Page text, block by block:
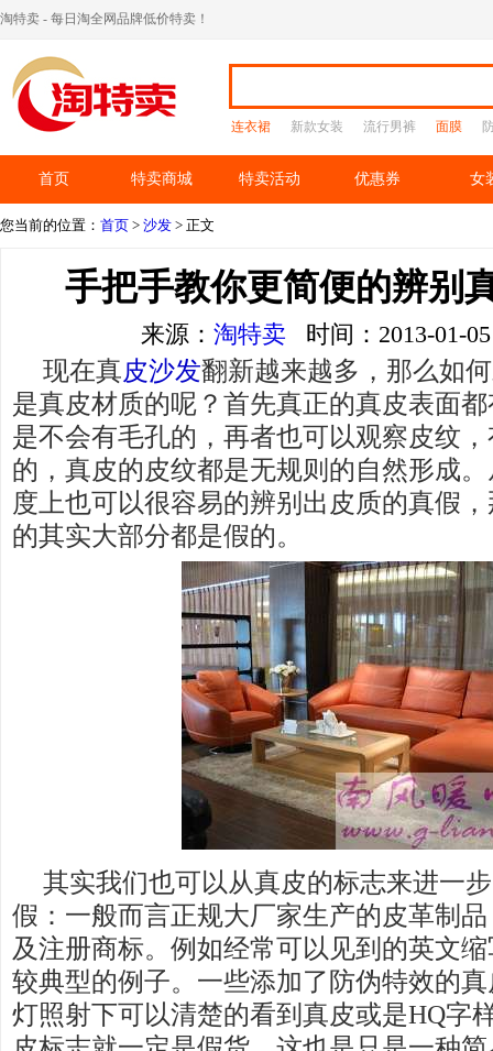
淘特卖 - 每日淘全网品牌低价特卖！
连衣裙 新款女装 流行男裤 面膜
首页 特卖商城 特卖活动 优惠券 女
您当前的位置： 首页 > 沙发 > 正文
手把手教你更简便的辨别
来源： 淘特卖 时间：2013-01-
现在真皮沙发翻新越来越多，那么如
是真皮材质的呢？首先真正的真皮表面
是不会有毛孔的，再者也可以观察皮纹
的，真皮的皮纹都是无规则的自然形成
度上也可以很容易的辨别出皮质的真假
的其实大部分都是假的。
其实我们也可以从真皮的标志来进一
假：一般而言正规大厂家生产的皮革制
及注册商标。例如经常可以见到的英文
较典型的例子。一些添加了防伪特效的
灯照射下可以清楚的看到真皮或是HQ字